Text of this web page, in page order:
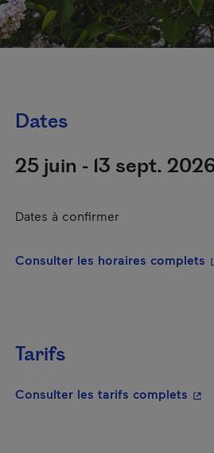
Dates
25 juin - 13 sept.
Dates à confirmer
Consulter les horaires complets
Tarifs
Consulter les tarifs complets -